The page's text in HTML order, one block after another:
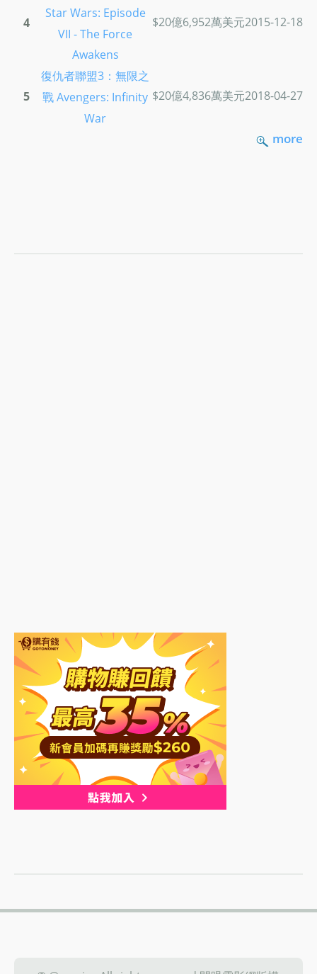
4
Star Wars: Episode
VII - The Force
Awakens
$20億6,952萬美元2015-12-18
5
復仇者聯盟3：無限之
戰 Avengers: Infinity
War
$20億4,836萬美元2018-04-27
more